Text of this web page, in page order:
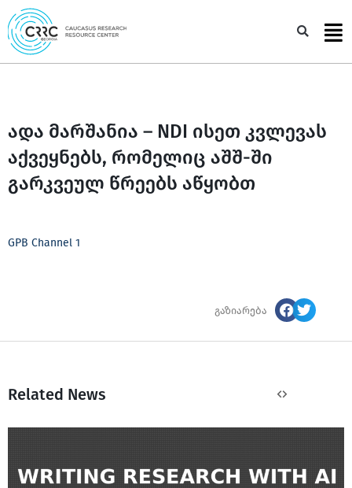
Skip
to
content
ადა მარშანია – NDI ისეთ კვლევას
აქვეყნებს, რომელიც აშშ-ში
გარკვეულ წრეებს აწყობთ
GPB Channel 1
გაზიარება
Related News